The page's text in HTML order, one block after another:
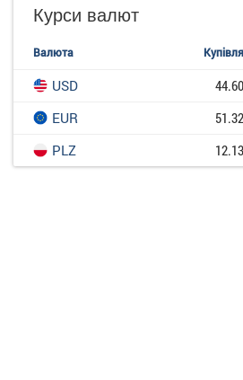
Курси валют
Валюта Купівля
USD 44.60
EUR
51.32
PLZ
12.13